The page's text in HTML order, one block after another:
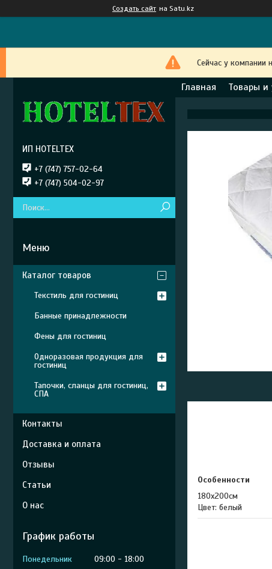
Создать сайт на Satu.kz
Сейчас у компании
Главная Товары и
Особенности
180х200см
Цвет: белый
ИП HOTELTEX
+7 (747) 757-02-64
+7 (747) 504-02-97
Каталог товаров
Текстиль для гостиниц
Банные принадлежности
Фены для гостиниц
Одноразовая продукция для
гостиниц
Тапочки, сланцы для гостиниц,
СПА
Контакты
Доставка и оплата
Отзывы
Статьи
О нас
График работы
Понедельник 09:00
18:00